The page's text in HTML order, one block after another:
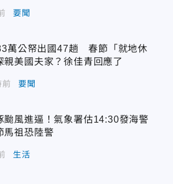
要聞
萬公帑出國47趟 春節「就地休
親美國夫家？徐佳青回應了
前 要聞
颱風進逼！氣象署估14:30發海警
馬祖恐陸警
生活